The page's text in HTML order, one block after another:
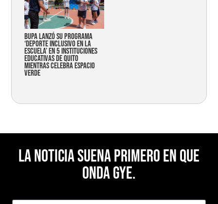
Bupa lanzó su programa
‘Deporte Inclusivo en la
Escuela’ en 5 instituciones
educativas de Quito
mientras celebra espacio
verde
La noticia suena primero en Que
Onda Gye.